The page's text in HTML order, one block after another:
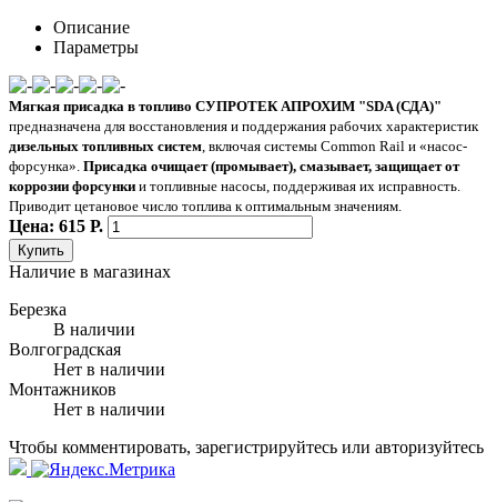
Описание
Параметры
Мягкая присадка в топливо СУПРОТЕК АПРОХИМ "SDA (СДА)"
предназначена для восстановления и поддержания рабочих характеристик
дизельных топливных систем , включая системы Common Rail и «насос-
форсунка». Присадка очищает (промывает), смазывает, защищает от
коррозии форсунки и топливные насосы, поддерживая их исправность.
Приводит цетановое число топлива к оптимальным значениям.
Цена: 615 Р.
Купить
Наличие в магазинах
Березка
В наличии
Волгоградская
Нет в наличии
Монтажников
Нет в наличии
Чтобы комментировать, зарегистрируйтесь или авторизуйтесь